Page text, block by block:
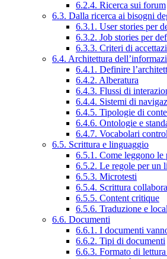
6.2.4. Ricerca sui forum
6.3. Dalla ricerca ai bisogni
6.3.1. User stories per
6.3.2. Job stories per
6.3.3. Criteri di
6.4. Architettura
6.4.1. Definire
6.4.2. Alberatura
6.4.3. Flussi di
6.4.4. Sistemi di
6.4.5. Tipologie di
6.4.6. Ontologie e
6.4.7. Vocabolari
6.5. Scrittura e linguaggio
6.5.1. Come leggono le
6.5.2. Le regole per un
6.5.3. Microtesti
6.5.4. Scrittura
6.5.5. Content critique
6.5.6. Traduzione e
6.6. Documenti
6.6.1. I documenti
6.6.2. Tipi di documenti
6.6.3. Formato di